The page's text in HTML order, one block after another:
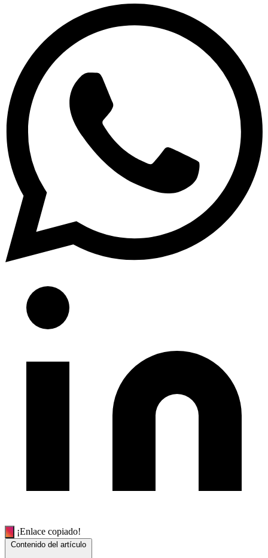
¡Enlace copiado!
Contenido del artículo